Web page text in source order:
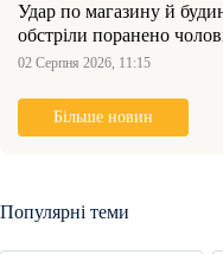
Удар по магазину й
обстріли поранено
02 Серпня 2026, 11:15
Більше новин
Популярні теми